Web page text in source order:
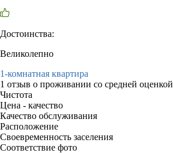
Достоинства:
Великолепно
1-комнатная квартира
1 отзыв о проживании со средней оценкой
Чистота
Цена - качество
Качество обслуживания
Расположение
Своевременность заселения
Соответствие фото